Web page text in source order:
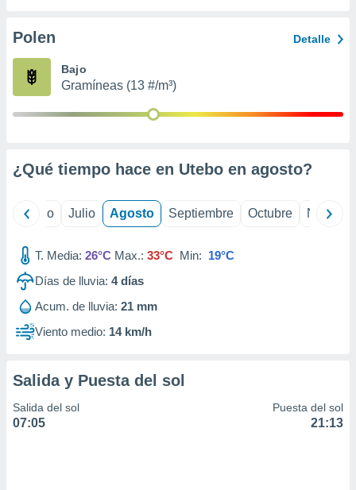
e
mediante
publicidad
publicidad
1199
Polen Detalle
Bajo
Gramíneas (13 #/m³)
¿Qué tiempo hace en Utebo en agosto?
Junio Julio Agosto Septiembre Octubre
T. Media: 26°C Max.: 33°C Min: 19°C
Días de lluvia: 4días
Acum. de lluvia: 21 mm
Viento medio: 14 km/h
Salida y Puesta del sol
Salida del sol
07:05
Puesta del sol
21:13